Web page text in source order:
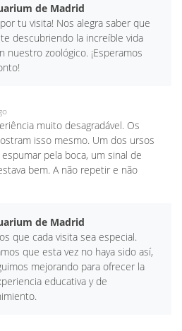
de Madrid
por tu visita! Nos alegra saber que
descubriendo la increíble vida
nuestro zoológico. ¡Esperamos
muito desagradável. Os
isso mesmo. Um dos ursos
pela boca, um sinal de
bem. A não repetir e não
de Madrid
que cada visita sea especial.
que esta vez no haya sido así,
mejorando para ofrecer la
educativa y de